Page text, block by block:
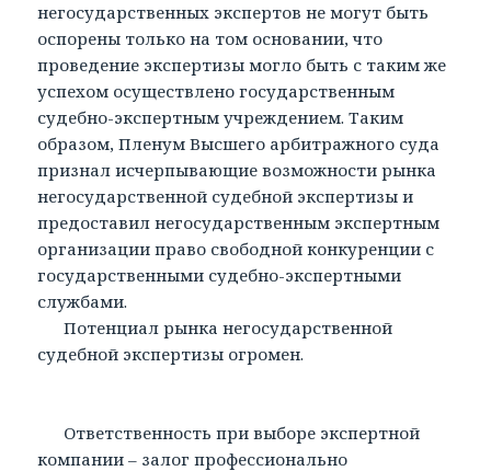
негосударственных экспертов не могут быть
оспорены только на том основании, что
проведение экспертизы могло быть с таким же
успехом осуществлено государственным
судебно-экспертным учреждением. Таким
образом, Пленум Высшего арбитражного суда
признал исчерпывающие возможности рынка
негосударственной судебной экспертизы и
предоставил негосударственным экспертным
организации право свободной конкуренции с
государственными судебно-экспертными
службами.
Потенциал рынка негосударственной
судебной экспертизы огромен.
Ответственность при выборе экспертной
компании – залог профессионально